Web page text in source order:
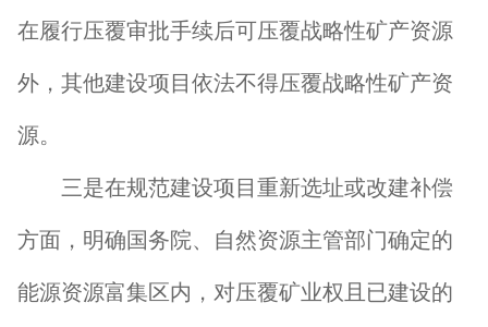
在履行压覆审批手续后可压覆战略性矿产资源
外，其他建设项目依法不得压覆战略性矿产资
源。
三是在规范建设项目重新选址或改建补偿
方面，明确国务院、自然资源主管部门确定的
能源资源富集区内，对压覆矿业权且已建设的